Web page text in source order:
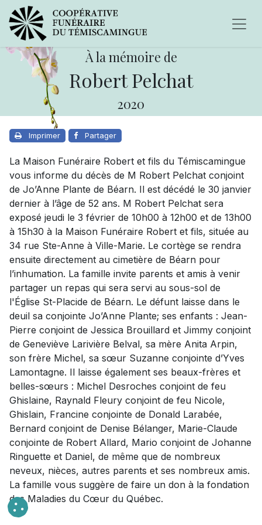
À la mémoire de
Robert Pelchat
2020
Imprimer Partager
La Maison Funéraire Robert et fils du Témiscamingue
vous informe du décès de M Robert Pelchat conjoint
de Jo’Anne Plante de Béarn. Il est décédé le 30 janvier
dernier à l’âge de 52 ans. M Robert Pelchat sera
exposé jeudi le 3 février de 10h00 à 12h00 et de 13h00
à 15h30 à la Maison Funéraire Robert et fils, située au
34 rue Ste-Anne à Ville-Marie. Le cortège se rendra
ensuite directement au cimetière de Béarn pour
l’inhumation. La famille invite parents et amis à venir
partager un repas qui sera servi au sous-sol de
l'Église St-Placide de Béarn. Le défunt laisse dans le
deuil sa conjointe Jo’Anne Plante; ses enfants : Jean-
Pierre conjoint de Jessica Brouillard et Jimmy conjoint
de Geneviève Larivière Belval, sa mère Anita Arpin,
son frère Michel, sa sœur Suzanne conjointe d’Yves
Lamontagne. Il laisse également ses beaux-frères et
belles-sœurs : Michel Desroches conjoint de feu
Ghislaine, Raynald Fleury conjoint de feu Nicole,
Ghislain, Francine conjointe de Donald Larabée,
Bernard conjoint de Denise Bélanger, Marie-Claude
conjointe de Robert Allard, Mario conjoint de Johanne
Ringuette et Daniel, de même que de nombreux
neveux, nièces, autres parents et ses nombreux amis.
La famille vous suggère de faire un don à la fondation
des Maladies du Cœur du Québec.